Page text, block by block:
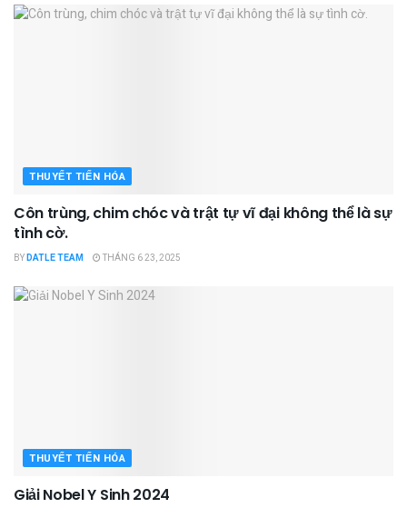
THUYẾT TIẾN HÓA
Côn trùng, chim chóc và trật tự vĩ đại không thể là sự
tình cờ.
BYDATLE TEAM THÁNG 6 23, 2025
THUYẾT TIẾN HÓA
Giải Nobel Y Sinh 2024